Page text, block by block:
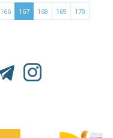
166 167 168 169
170